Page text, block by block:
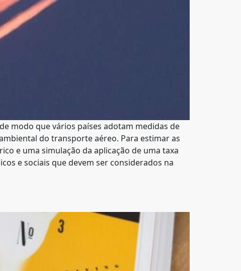
modo que vários países adotam medidas de
do transporte aéreo. Para estimar as
e uma simulação da aplicação de uma taxa
e sociais que devem ser considerados na